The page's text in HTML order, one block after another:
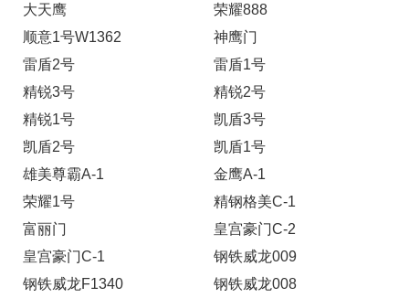
大天鹰
荣耀888
顺意1号W1362
神鹰门
雷盾2号
雷盾1号
精锐3号
精锐2号
精锐1号
凯盾3号
凯盾2号
凯盾1号
雄美尊霸A-1
金鹰A-1
荣耀1号
精钢格美C-1
富丽门
皇宫豪门C-2
皇宫豪门C-1
钢铁威龙009
钢铁威龙F1340
钢铁威龙008